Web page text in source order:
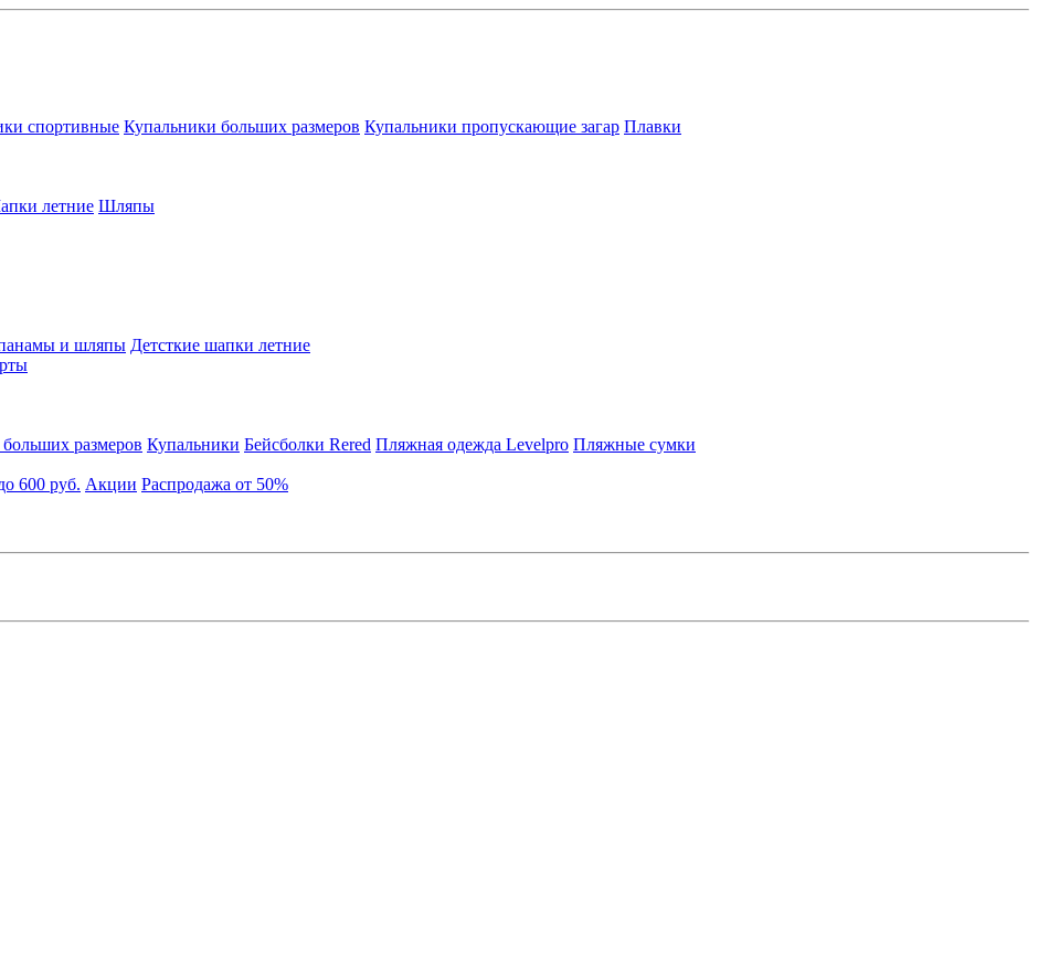
спортивные Купальники больших размеров Купальники пропускающие загар Плавки
летние Шляпы
и шляпы Детсткие шапки летние
размеров Купальники Бейсболки Rered Пляжная одежда Levelpro Пляжные сумки
600 руб. Акции Распродажа от 50%